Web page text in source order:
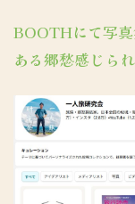
BOOTHにて写
ある郷愁感じら